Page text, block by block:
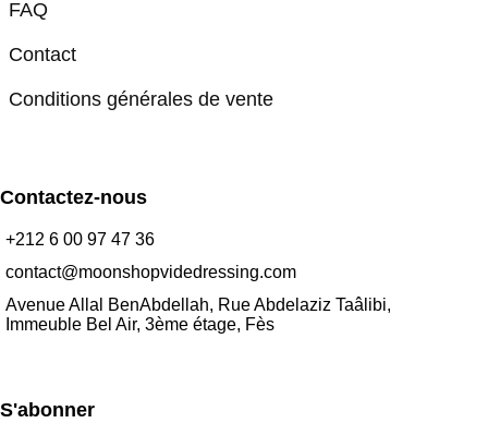
FAQ
Contact
Conditions générales de vente
Contactez-nous
+212 6 00 97 47 36
contact@moonshopvidedressing.com
Avenue Allal BenAbdellah, Rue Abdelaziz Taâlibi,
Immeuble Bel Air, 3ème étage, Fès
S'abonner